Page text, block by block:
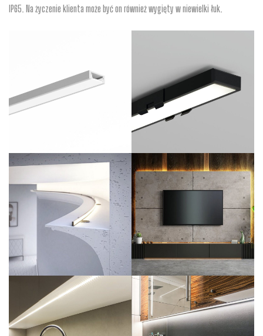
IP65. Na życzenie klienta może być on również wygięty w niewielki łuk.